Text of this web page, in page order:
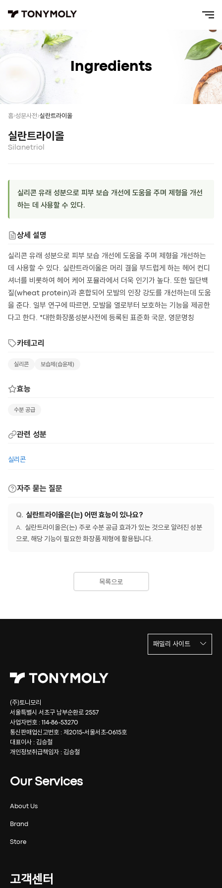
Ingredients
홈 성분사전 실란트라이올
실란트라이올
Silanetriol
실리콘 유래 성분으로 피부 보습 개선에 도움을 주며 제형을 개선
하는 데 사용할 수 있다.
상세 설명
실리콘 유래 성분으로 피부 보습 개선에 도움을 주며 제형을 개선하는
데 사용할 수 있다. 실란트라이올은 머리 결을 부드럽게 하는 헤어 컨디
셔너를 비롯하여 헤어 케어 포뮬라에서 더욱 인기가 높다. 또한 밀단백
질(wheat protein)과 혼합되어 모발의 인장 강도를 개선하는데 도움
을 준다. 일부 연구에 따르면, 모발을 열로부터 보호하는 기능을 제공한
다고 한다. *대한화장품성분사전에 등록된 표준화 국문, 영문명칭
카테고리
실리콘 보습제(습윤제)
효능
수분 공급
관련 성분
실리콘
자주 묻는 질문
실란트라이올은(는) 어떤 효능이 있나요?
실란트라이올은(는) 주로 수분 공급 효과가 있는 것으로 알려진 성분
으로, 해당 기능이 필요한 화장품 제형에 활용됩니다.
목록으로
(주)토니모리
서울특별시 서초구 남부순환로 2557
사업자번호 : 114-86-53270
통신판매업신고번호 : 제2015-서울서초-0615호
대표이사 : 김승철
개인정보취급책임자 : 김승철
Our Services
About Us
Brand
Store
고객센터
패밀리 사이트